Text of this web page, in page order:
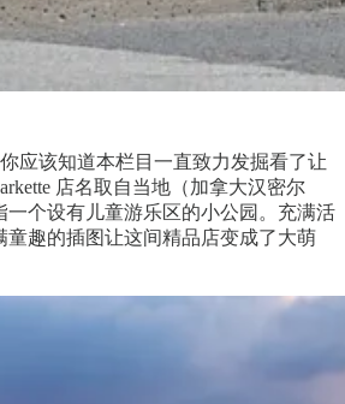
应该知道本栏目一直致力发掘看了让
店名取自当地（加拿大汉密尔
一个设有儿童游乐区的小公园。充满活
童趣的插图让这间精品店变成了大萌